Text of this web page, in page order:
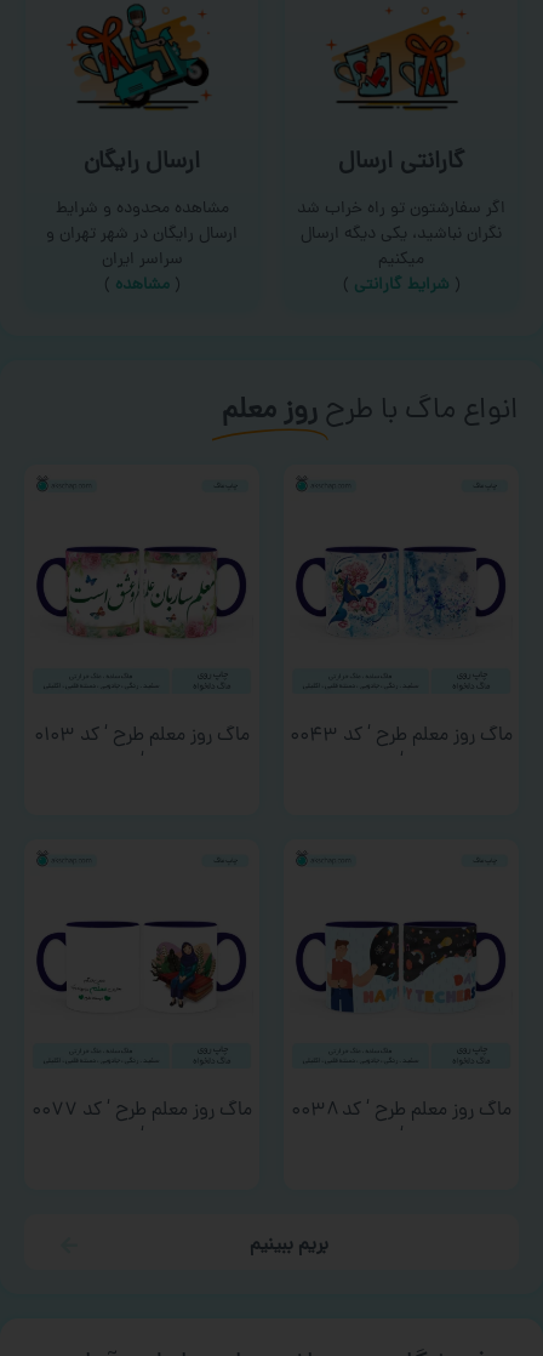
گارانتی ارسال
اگر سفارشتون تو راه خراب شد
نگران نباشید، یکی دیگه ارسال
میکنیم
( شرایط گارانتی )
ارسال رایگان
مشاهده محدوده و شرایط
ارسال رایگان در شهر تهران و
سراسر ایران
(مشاهده )
انواع ماگ با طرحروز معلم
ماگ روز معلم طرح ‘ کد ۰۰۴۳
‘
ماگ روز معلم طرح ‘ کد ۰۱۰۳
‘
ماگ روز معلم طرح ‘ کد ۰۰۳۸
‘
ماگ روز معلم طرح ‘ کد ۰۰۷۷
‘
بریم ببینیم